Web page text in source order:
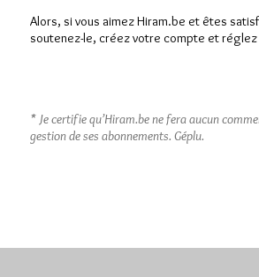
Alors, si vous aimez Hiram.be et êtes
soutenez-le, créez votre compte et réglez
* Je certifie qu’Hiram.be ne fera aucun
gestion de ses abonnements. Géplu.